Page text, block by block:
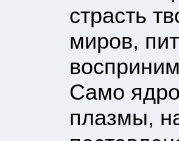
страсть
миров,
Само ядро
плазмы,